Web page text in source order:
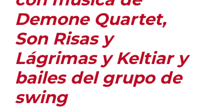
Demone Quartet,
Son Risas y
Lágrimas y Keltiar y
bailes del grupo de
swing